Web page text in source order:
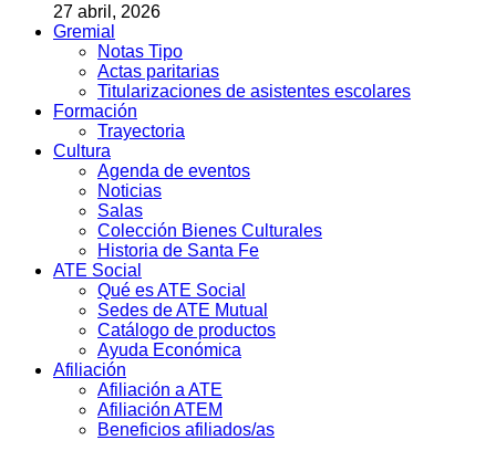
27 abril, 2026
Gremial
Notas Tipo
Actas paritarias
Titularizaciones de asistentes escolares
Formación
Trayectoria
Cultura
Agenda de eventos
Noticias
Salas
Colección Bienes Culturales
Historia de Santa Fe
ATE Social
Qué es ATE Social
Sedes de ATE Mutual
Catálogo de productos
Ayuda Económica
Afiliación
Afiliación a ATE
Afiliación ATEM
Beneficios afiliados/as